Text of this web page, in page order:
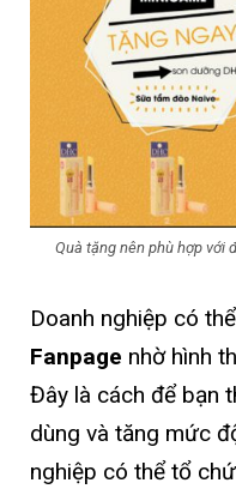
Quà tặng nên phù hợp với
Doanh nghiệp có thể
Fanpage nhờ hình
Đây là cách để bạn
dùng và tăng mức
nghiệp có thể tổ